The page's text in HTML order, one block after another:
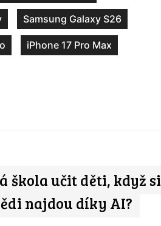
Samsung Galaxy S26
iPhone 17 Pro Max
škola učit děti, když si
najdou díky AI?